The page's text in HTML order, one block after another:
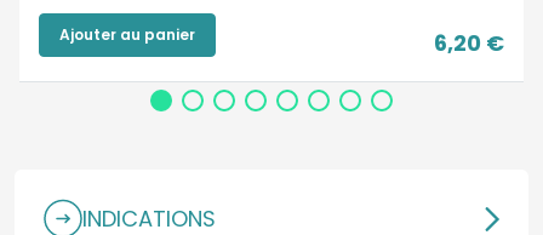
Ajouter au panier 6,20 €
INDICATIONS